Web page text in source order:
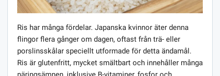
Ris har många fördelar. Japanska kvinnor äter denna
flingor flera gånger om dagen, oftast från trä- eller
porslinsskålar speciellt utformade för detta ändamål.
Ris är glutenfritt, mycket smältbart och innehåller många